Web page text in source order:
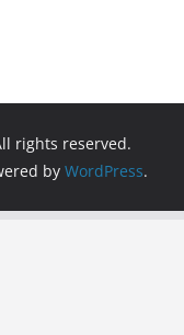
rights reserved.
by WordPress.